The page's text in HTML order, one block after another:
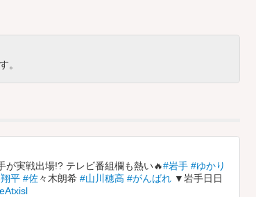
。
が実戦出場!? テレビ番組欄も熱い🔥#岩手 #ゆかり
平 #佐々木朗希 #山川穂高 #がんばれ ▼岩手日日